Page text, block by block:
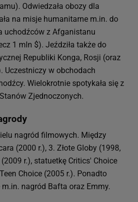
Odwiedzała obozy dla
na misje humanitarne m.in. do
uchodźców z Afganistanu
1 mln $). Jeździła także do
Republiki Konga, Rosji (oraz
Uczestniczy w obchodach
Wielokrotnie spotykała się z
Zjednoczonych.
nagród filmowych. Między
(2000 r.), 3. Złote Globy (1998,
r.), statuetkę Critics' Choice
Choice (2005 r.). Ponadto
nagród Bafta oraz Emmy.